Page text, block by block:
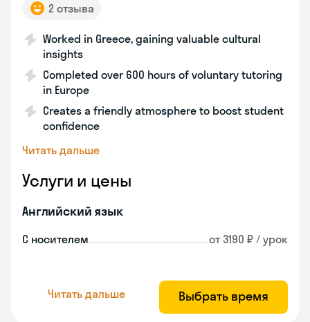
2 отзыва
Worked in Greece, gaining valuable cultural
insights
Completed over 600 hours of voluntary tutoring
in Europe
Creates a friendly atmosphere to boost student
confidence
Читать дальше
Услуги и цены
Английский язык
С носителем от 3190 ₽ / урок
Читать дальше Выбрать время